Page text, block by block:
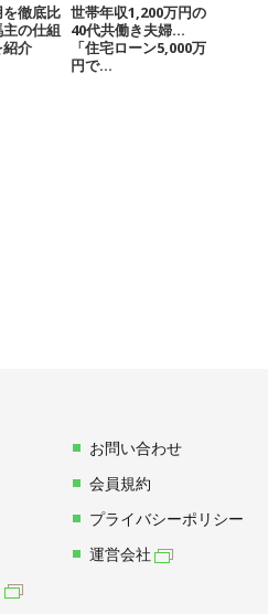
徹底比
の仕組
介
世帯年収1,200万円の
40代共働き夫婦…
「住宅ローン5,000万
円で...
お問い合わせ
会員規約
プライバシーポリシー
運営会社